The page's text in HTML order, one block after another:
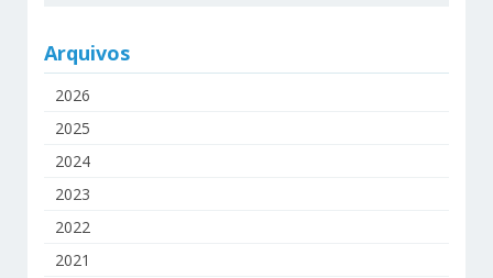
Arquivos
2026
2025
2024
2023
2022
2021